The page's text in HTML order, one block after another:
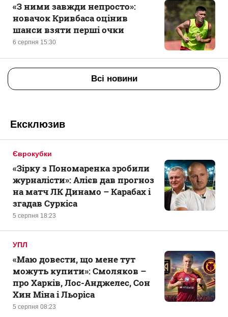
6 серпня 15:30
«З ними завжди непросто»:
новачок Кривбаса оцінив
шанси взяти перші очки
Всі новини
Ексклюзив
Єврокубки
5 серпня 18:23
«Зірку з Пономаренка зробили
журналісти»: Алієв дав прогноз
на матч ЛК Динамо – Карабах і
згадав Суркіса
УПЛ
5 серпня 08:23
«Маю довести, що мене тут
можуть купити»: Смоляков –
про Харків, Лос-Анджелес, Сон
Хин Міна і Льоріса